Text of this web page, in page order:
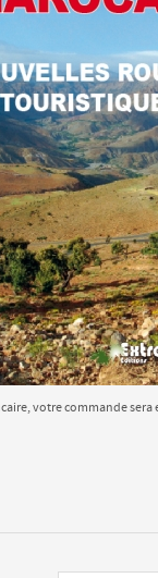
votre commande sera